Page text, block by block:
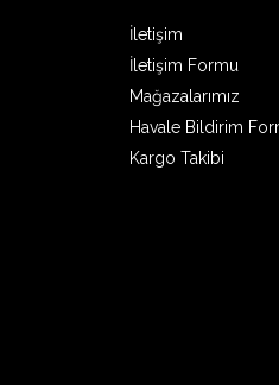
İletişim
İletişim Formu
Mağazalarımız
Havale Bildirim
Kargo Takibi